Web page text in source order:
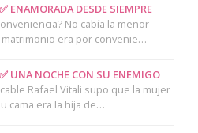
ENAMORADA DESDE SIEMPRE
No cabía la menor
era por convenie…
UNA NOCHE CON SU ENEMIGO
Rafael Vitali supo que la mujer
cama era la hija de…